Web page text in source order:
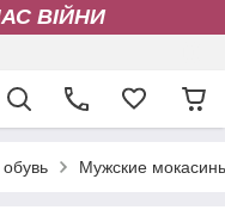
ВІЙНИ
Мужские